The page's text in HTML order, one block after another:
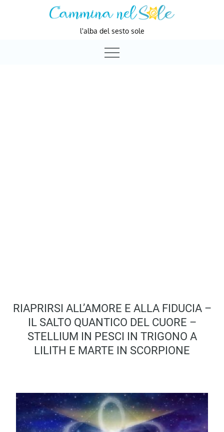
l'alba del sesto sole
RIAPRIRSI ALL’AMORE E ALLA FIDUCIA –
IL SALTO QUANTICO DEL CUORE –
STELLIUM IN PESCI IN TRIGONO A
LILITH E MARTE IN SCORPIONE